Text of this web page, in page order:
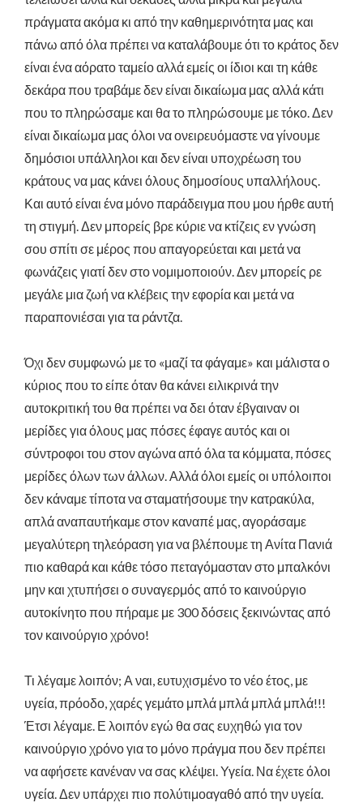
πράγματα ακόμα κι από την καθημερινότητα μας και
πάνω από όλα πρέπει να καταλάβουμε ότι το κράτος δεν
είναι ένα αόρατο ταμείο αλλά εμείς οι ίδιοι και τη κάθε
δεκάρα που τραβάμε δεν είναι δικαίωμα μας αλλά κάτι
που το πληρώσαμε και θα το πληρώσουμε με τόκο. Δεν
είναι δικαίωμα μας όλοι να ονειρευόμαστε να γίνουμε
δημόσιοι υπάλληλοι και δεν είναι υποχρέωση του
κράτους να μας κάνει όλους δημοσίους υπαλλήλους.
Και αυτό είναι ένα μόνο παράδειγμα που μου ήρθε αυτή
τη στιγμή. Δεν μπορείς βρε κύριε να κτίζεις εν γνώση
σου σπίτι σε μέρος που απαγορεύεται και μετά να
φωνάζεις γιατί δεν στο νομιμοποιούν. Δεν μπορείς ρε
μεγάλε μια ζωή να κλέβεις την εφορία και μετά να
παραπονιέσαι για τα ράντζα.
Όχι δεν συμφωνώ με το «μαζί τα φάγαμε» και μάλιστα ο
κύριος που το είπε όταν θα κάνει ειλικρινά την
αυτοκριτική του θα πρέπει να δει όταν έβγαιναν οι
μερίδες για όλους μας πόσες έφαγε αυτός και οι
σύντροφοι του στον αγώνα από όλα τα κόμματα, πόσες
μερίδες όλων των άλλων. Αλλά όλοι εμείς οι υπόλοιποι
δεν κάναμε τίποτα να σταματήσουμε την κατρακύλα,
απλά αναπαυτήκαμε στον καναπέ μας, αγοράσαμε
μεγαλύτερη τηλεόραση για να βλέπουμε τη Ανίτα Πανιά
πιο καθαρά και κάθε τόσο πεταγόμασταν στο μπαλκόνι
μην και χτυπήσει ο συναγερμός από το καινούργιο
αυτοκίνητο που πήραμε με 300 δόσεις ξεκινώντας από
τον καινούργιο χρόνο!
Τι λέγαμε λοιπόν; Α ναι, ευτυχισμένο το νέο έτος, με
υγεία, πρόοδο,χαρές γεμάτο μπλά μπλά μπλά μπλά!!!
Έτσι λέγαμε. Ε λοιπόν εγώ θα σας ευχηθώ για τον
καινούργιο χρόνο για το μόνο πράγμα που δεν πρέπει
να αφήσετε κανέναν να σας κλέψει. Υγεία. Να έχετε όλοι
υγεία. Δεν υπάρχει πιοπολύτιμοαγαθόαπό την υγεία.